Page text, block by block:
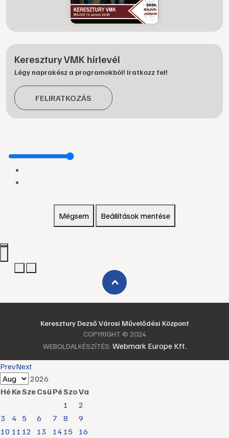
Keresztury VMK hírlevél
Légy naprakész a programokból! Iratkozz fel!
FELIRATKOZÁS
Mégsem Beállítások mentése
›
Keresztury Dezső Városi Művelődési Központ
COPYRIGHT © 2024
WEBOLDALKÉSZÍTÉS: Webmark Europe Kft.
PrevNext
2026
HéKeSzeCsüPéSzoVa
1
2
3
4 5 6 7 8
9
10 11 12 13 14 15 16